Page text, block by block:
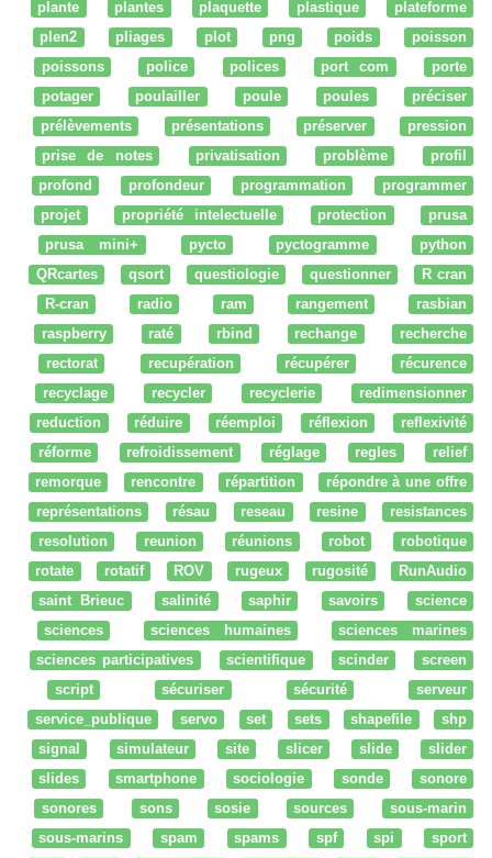
plante
plantes plaquette plastique
plateforme
plen2
pliages plot png poids
poisson
poissons
police polices port com
porte
potager
poulailler poule poules
préciser
prélèvements
présentations préserver
pression
prise de notes
privatisation problème
profil
profond
profondeur programmation
programmer
projet
propriété intelectuelle protection
prusa
prusa mini+
pycto pyctogramme
python
QRcartes
qsort questiologie questionner
R cran
R-cran
radio ram rangement
rasbian
raspberry
raté rbind rechange
recherche
rectorat
recupération récupérer
récurence
recyclage
recycler recyclerie
redimensionner
reduction
réduire réemploi réflexion
reflexivité
réforme
refroidissement réglage regles
relief
remorque
rencontre répartition
répondre à une offre
représentations
résau reseau resine
resistances
resolution
reunion réunions robot
robotique
rotate
rotatif ROV rugeux rugosité
RunAudio
saint Brieuc
salinité saphir savoirs
science
sciences
sciences humaines
sciences marines
sciences participatives
scientifique scinder
screen
script
sécuriser sécurité
serveur
service_publique
servo set sets shapefile
shp
signal
simulateur site slicer slide
slider
slides
smartphone sociologie sonde
sonore
sonores
sons sosie sources
sous-marin
sous-marins
spam spams spf spi
sport